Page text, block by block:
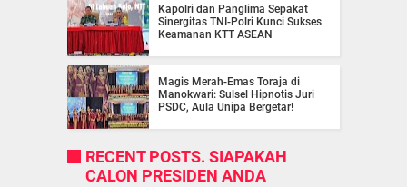
Kapolri dan Panglima Sepakat
Sinergitas TNI-Polri Kunci Sukses
Keamanan KTT ASEAN
Magis Merah-Emas Toraja di
Manokwari: Sulsel Hipnotis Juri
PSDC, Aula Unipa Bergetar!
RECENT POSTS. SIAPAKAH
CALON PRESIDEN ANDA